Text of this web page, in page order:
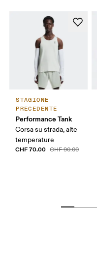
STAGIONE
PRECEDENTE
Performance Tank
Corsa su strada, alte
temperature
CHF 70.00 CHF 90.00